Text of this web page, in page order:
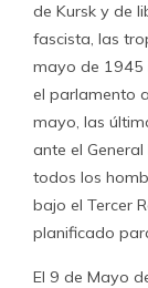
de Kursk y de
fascista, las
mayo de 1945
el parlamento
mayo, las
ante el
todos los
bajo el Tercer
planificado
El 9 de Mayo